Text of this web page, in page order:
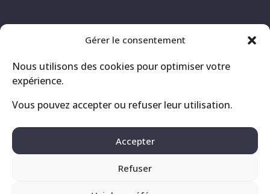
Gérer le consentement
Nous utilisons des cookies pour optimiser votre
expérience.
Vous pouvez accepter ou refuser leur utilisation.
Accepter
Refuser
Contact
Mentions légales
Politique de confidentialité